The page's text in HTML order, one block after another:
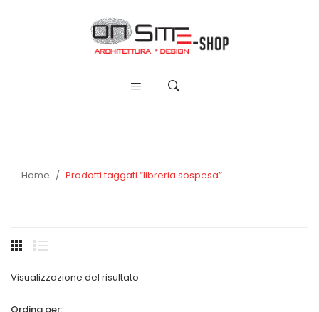
Home / Prodotti taggati “libreria sospesa”
Visualizzazione del risultato